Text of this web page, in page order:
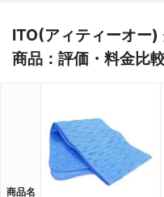
ITO(アィティーオー)
商品：評価・料金比
商品名